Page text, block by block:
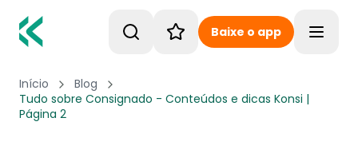
Baixe o app
Início
Blog
Tudo sobre Consignado - Conteúdos e dicas Konsi |
Página 2